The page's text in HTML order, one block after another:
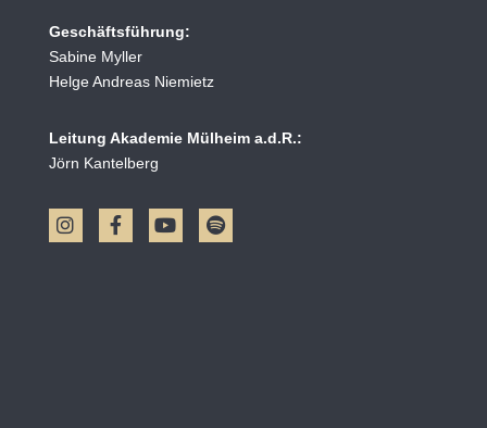
Geschäftsführung:
Sabine Myller
Helge Andreas Niemietz
Leitung Akademie Mülheim a.d.R.:
Jörn Kantelberg